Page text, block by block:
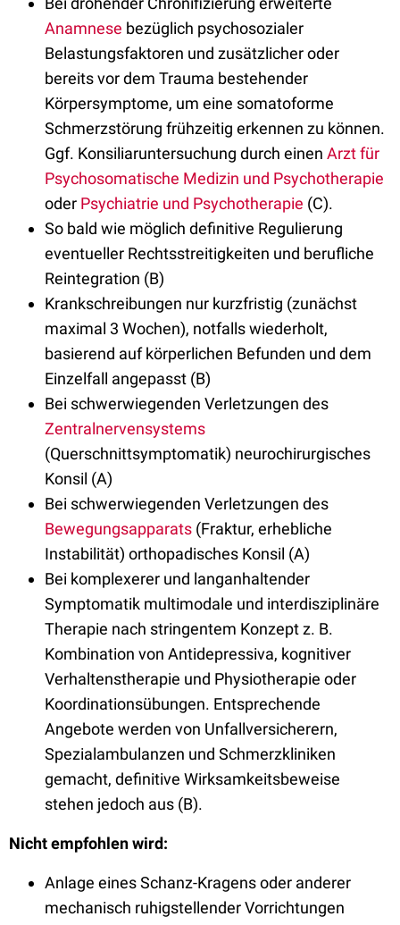
Anamnese bezüglich psychosozialer
Belastungsfaktoren und zusätzlicher oder
bereits vor dem Trauma bestehender
Körpersymptome, um eine somatoforme
Schmerzstörung frühzeitig erkennen zu können.
Ggf. Konsiliaruntersuchung durch einen Arzt für
Psychosomatische Medizin und Psychotherapie
oder Psychiatrie und Psychotherapie (C).
So bald wie möglich definitive Regulierung
eventueller Rechtsstreitigkeiten und berufliche
Reintegration (B)
Krankschreibungen nur kurzfristig (zunächst
maximal 3 Wochen), notfalls wiederholt,
basierend auf körperlichen Befunden und dem
Einzelfall angepasst (B)
Bei schwerwiegenden Verletzungen des
Zentralnervensystems
(Querschnittsymptomatik) neurochirurgisches
Konsil (A)
Bei schwerwiegenden Verletzungen des
Bewegungsapparats (Fraktur, erhebliche
Instabilität) orthopadisches Konsil (A)
Bei komplexerer und langanhaltender
Symptomatik multimodale und interdisziplinäre
Therapie nach stringentem Konzept z. B.
Kombination von Antidepressiva, kognitiver
Verhaltenstherapie und Physiotherapie oder
Koordinationsübungen. Entsprechende
Angebote werden von Unfallversicherern,
Spezialambulanzen und Schmerzkliniken
gemacht, definitive Wirksamkeitsbeweise
stehen jedoch aus (B).
Nicht empfohlen wird:
Anlage eines Schanz-Kragens oder anderer
mechanisch ruhigstellender Vorrichtungen